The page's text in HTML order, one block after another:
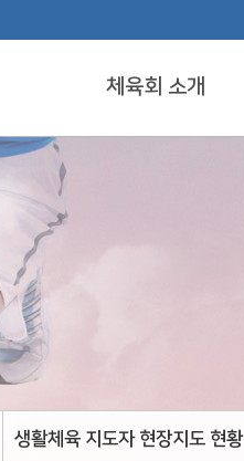
체육회 소개
생활체육 지도자 현장지도 현황